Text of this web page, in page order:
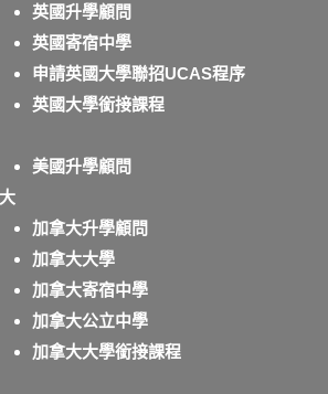
英國升學顧問
英國寄宿中學
申請英國大學聯招UCAS程序
英國大學銜接課程
美國升學顧問
加拿大升學顧問
加拿大大學
加拿大寄宿中學
加拿大公立中學
加拿大大學銜接課程